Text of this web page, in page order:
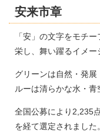
安来市章
「安」の文字をモチ
栄し、舞い躍るイメー
グリーンは自然・発
ルーは清らかな水・青
全国公募により2,235
を経て選定されました。